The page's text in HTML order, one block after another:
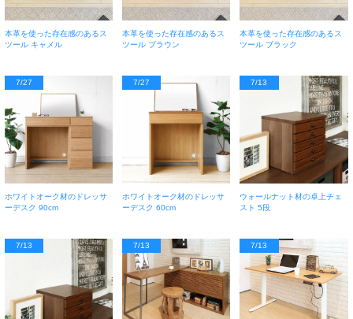
本革を使った存在感のあるス
ツール キャメル
本革を使った存在感のあるス
ツール ブラウン
本革を使った存在感のあるス
ツール ブラック
7/27
ホワイトオーク材のドレッサ
ーデスク 90cm
7/27
ホワイトオーク材のドレッサ
ーデスク 60cm
7/13
ウォールナット材の卓上チェ
スト 5段
7/13 7/13 7/13